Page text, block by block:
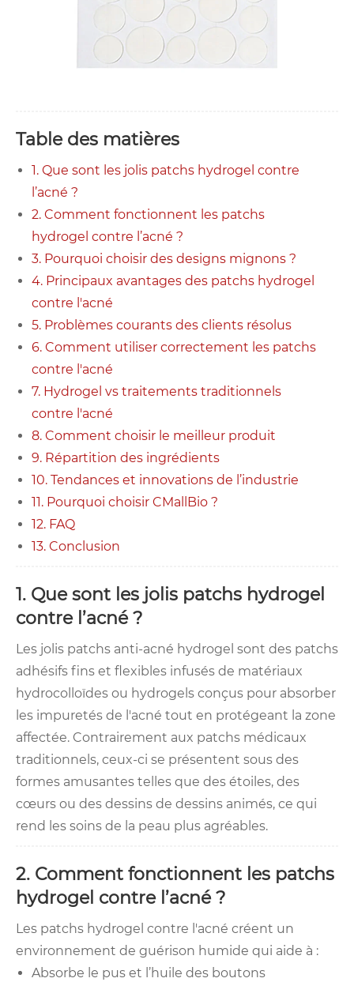
Table des matières
1. Que sont les jolis patchs hydrogel contre
l’acné ?
2. Comment fonctionnent les patchs
hydrogel contre l’acné ?
3. Pourquoi choisir des designs mignons ?
4. Principaux avantages des patchs hydrogel
contre l'acné
5. Problèmes courants des clients résolus
6. Comment utiliser correctement les patchs
contre l'acné
7. Hydrogel vs traitements traditionnels
contre l'acné
8. Comment choisir le meilleur produit
9. Répartition des ingrédients
10. Tendances et innovations de l’industrie
11. Pourquoi choisir CMallBio ?
12. FAQ
13. Conclusion
1. Que sont les jolis patchs hydrogel
contre l’acné ?
Les jolis patchs anti-acné hydrogel sont des patchs
adhésifs fins et flexibles infusés de matériaux
hydrocolloïdes ou hydrogels conçus pour absorber
les impuretés de l'acné tout en protégeant la zone
affectée. Contrairement aux patchs médicaux
traditionnels, ceux-ci se présentent sous des
formes amusantes telles que des étoiles, des
cœurs ou des dessins de dessins animés, ce qui
rend les soins de la peau plus agréables.
2. Comment fonctionnent les patchs
hydrogel contre l’acné ?
Les patchs hydrogel contre l'acné créent un
environnement de guérison humide qui aide à :
Absorbe le pus et l’huile des boutons